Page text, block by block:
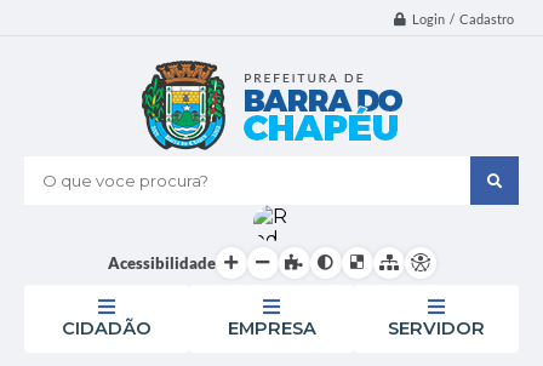
Login / Cadastro
O que voce procura?
Acessibilidade
CIDADÃO EMPRESA SERVIDOR